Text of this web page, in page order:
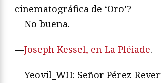
cinematográfica de ‘Oro’?
—No buena.
—Joseph Kessel, en La Pléiade.
—Yeovil_WH: Señor Pérez-